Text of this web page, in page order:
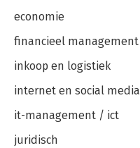
economie
financieel management
inkoop en logistiek
internet en social media
it-management / ict
juridisch